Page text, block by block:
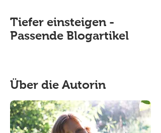
Tiefer einsteigen -
Passende Blogartikel
Über die Autorin